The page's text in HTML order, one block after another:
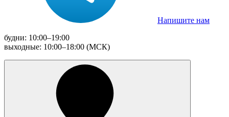
Напишите нам
будни: 10:00–19:00
выходные: 10:00–18:00 (МСК)